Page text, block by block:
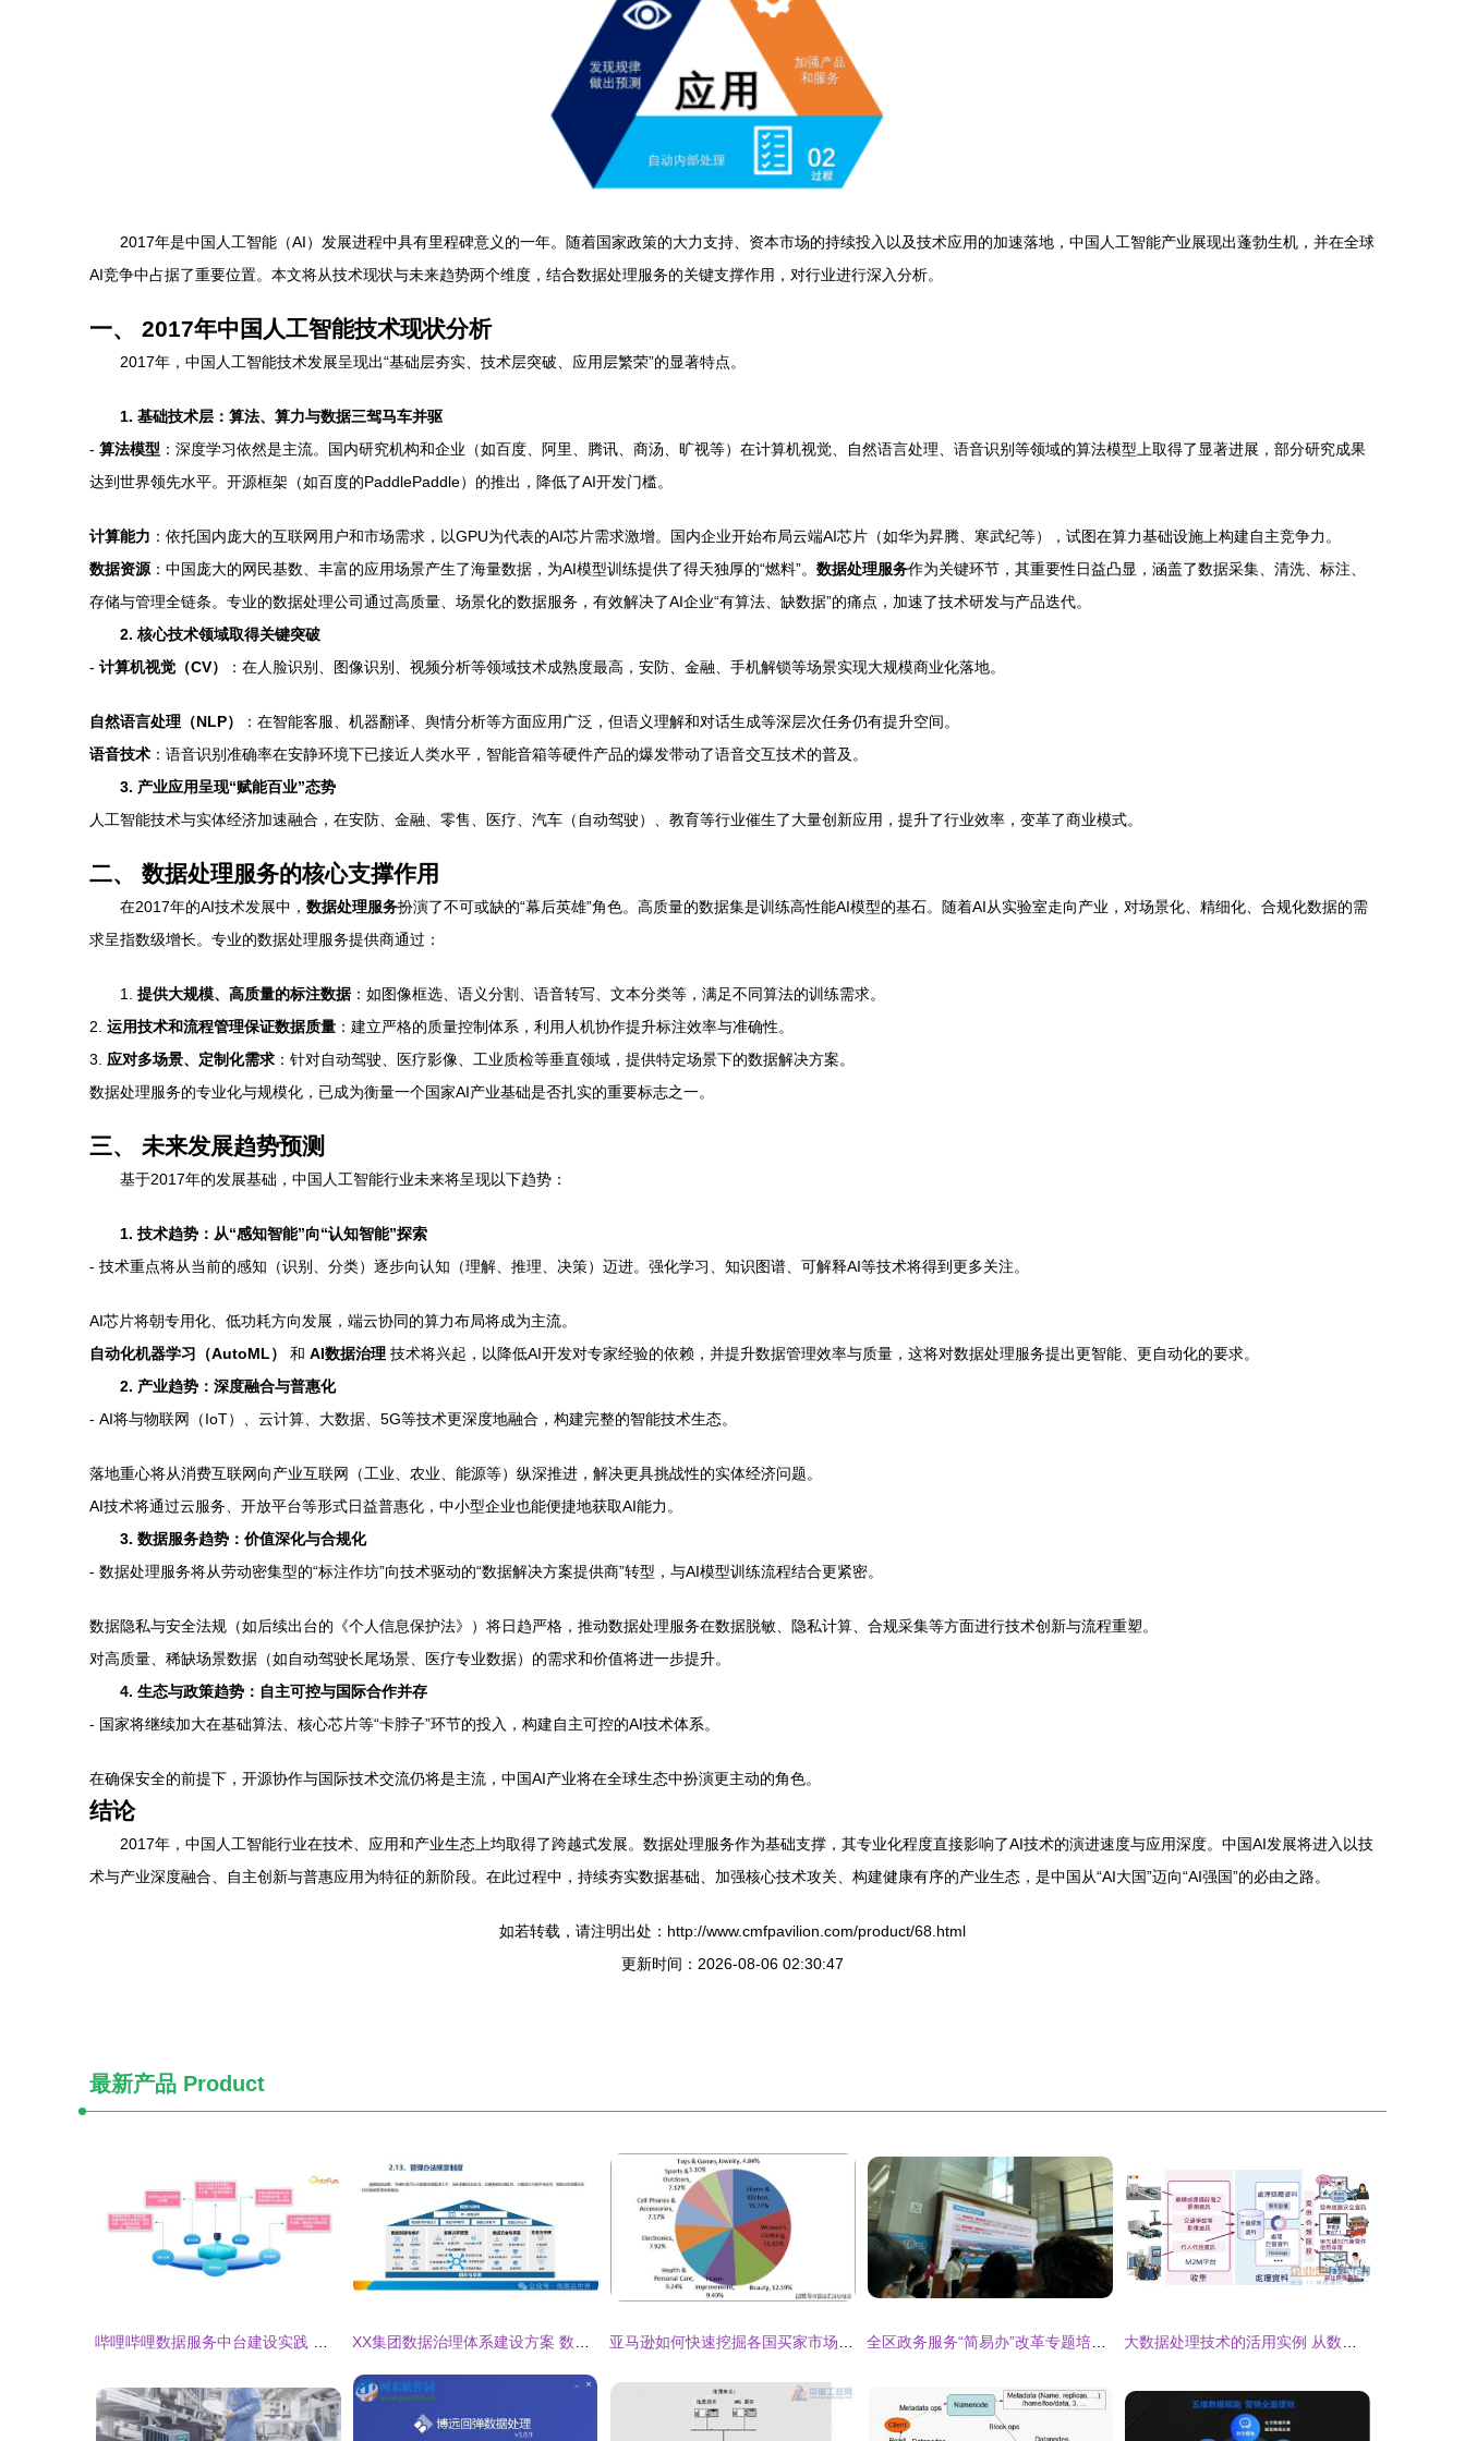
2017年是中国人工智能（AI）发展进程中具有里程碑意义的一年。随着国家政策的大力支持、资本市场的持续投入以及技术应用的加速落地，中国人工智能产业展现出蓬勃生机，并在全球
AI竞争中占据了重要位置。本文将从技术现状与未来趋势两个维度，结合数据处理服务的关键支撑作用，对行业进行深入分析。
一、 2017年中国人工智能技术现状分析
2017年，中国人工智能技术发展呈现出“基础层夯实、技术层突破、应用层繁荣”的显著特点。
1. 基础技术层：算法、算力与数据三驾马车并驱
- 算法模型 ：深度学习依然是主流。国内研究机构和企业（如百度、阿里、腾讯、商汤、旷视等）在计算机视觉、自然语言处理、语音识别等领域的算法模型上取得了显著进展，部分研究成果
达到世界领先水平。开源框架（如百度的PaddlePaddle）的推出，降低了AI开发门槛。
计算能力 ：依托国内庞大的互联网用户和市场需求，以GPU为代表的AI芯片需求激增。国内企业开始布局云端AI芯片（如华为昇腾、寒武纪等），试图在算力基础设施上构建自主竞争力。
数据资源 ：中国庞大的网民基数、丰富的应用场景产生了海量数据，为AI模型训练提供了得天独厚的“燃料”。 数据处理服务作为关键环节，其重要性日益凸显，涵盖了数据采集、清洗、标注、
存储与管理全链条。专业的数据处理公司通过高质量、场景化的数据服务，有效解决了AI企业“有算法、缺数据”的痛点，加速了技术研发与产品迭代。
2. 核心技术领域取得关键突破
- 计算机视觉（CV） ：在人脸识别、图像识别、视频分析等领域技术成熟度最高，安防、金融、手机解锁等场景实现大规模商业化落地。
自然语言处理（NLP）
：在智能客服、机器翻译、舆情分析等方面应用广泛，但语义理解和对话生成等深层次任务仍有提升空间。
语音技术 ：语音识别准确率在安静环境下已接近人类水平，智能音箱等硬件产品的爆发带动了语音交互技术的普及。
3. 产业应用呈现“赋能百业”态势
人工智能技术与实体经济加速融合，在安防、金融、零售、医疗、汽车（自动驾驶）、教育等行业催生了大量创新应用，提升了行业效率，变革了商业模式。
二、 数据处理服务的核心支撑作用
在2017年的AI技术发展中， 数据处理服务扮演了不可或缺的“幕后英雄”角色。高质量的数据集是训练高性能AI模型的基石。随着AI从实验室走向产业，对场景化、精细化、合规化数据的需
求呈指数级增长。专业的数据处理服务提供商通过：
1. 提供大规模、高质量的标注数据：如图像框选、语义分割、语音转写、文本分类等，满足不同算法的训练需求。
2. 运用技术和流程管理保证数据质量 ：建立严格的质量控制体系，利用人机协作提升标注效率与准确性。
3. 应对多场景、定制化需求 ：针对自动驾驶、医疗影像、工业质检等垂直领域，提供特定场景下的数据解决方案。
数据处理服务的专业化与规模化，已成为衡量一个国家AI产业基础是否扎实的重要标志之一。
三、 未来发展趋势预测
基于2017年的发展基础，中国人工智能行业未来将呈现以下趋势：
1. 技术趋势：从“感知智能”向“认知智能”探索
- 技术重点将从当前的感知（识别、分类）逐步向认知（理解、推理、决策）迈进。强化学习、知识图谱、可解释AI等技术将得到更多关注。
AI芯片将朝专用化、低功耗方向发展，端云协同的算力布局将成为主流。
自动化机器学习（AutoML）
和 AI数据治理 技术将兴起，以降低AI开发对专家经验的依赖，并提升数据管理效率与质量，这将对数据处理服务提出更智能、更自动化的要求。
2. 产业趋势：深度融合与普惠化
- AI将与物联网（IoT）、云计算、大数据、5G等技术更深度地融合，构建完整的智能技术生态。
落地重心将从消费互联网向产业互联网（工业、农业、能源等）纵深推进，解决更具挑战性的实体经济问题。
AI技术将通过云服务、开放平台等形式日益普惠化，中小型企业也能便捷地获取AI能力。
3. 数据服务趋势：价值深化与合规化
- 数据处理服务将从劳动密集型的“标注作坊”向技术驱动的“数据解决方案提供商”转型，与AI模型训练流程结合更紧密。
数据隐私与安全法规（如后续出台的《个人信息保护法》）将日趋严格，推动数据处理服务在数据脱敏、隐私计算、合规采集等方面进行技术创新与流程重塑。
对高质量、稀缺场景数据（如自动驾驶长尾场景、医疗专业数据）的需求和价值将进一步提升。
4. 生态与政策趋势：自主可控与国际合作并存
- 国家将继续加大在基础算法、核心芯片等“卡脖子”环节的投入，构建自主可控的AI技术体系。
在确保安全的前提下，开源协作与国际技术交流仍将是主流，中国AI产业将在全球生态中扮演更主动的角色。
结论
2017年，中国人工智能行业在技术、应用和产业生态上均取得了跨越式发展。数据处理服务作为基础支撑，其专业化程度直接影响了AI技术的演进速度与应用深度。中国AI发展将进入以技
术与产业深度融合、自主创新与普惠应用为特征的新阶段。在此过程中，持续夯实数据基础、加强核心技术攻关、构建健康有序的产业生态，是中国从“AI大国”迈向“AI强国”的必由之路。
如若转载，请注明出处：http://www.cmfpavilion.com/product/68.html
更新时间：2026-08-06 02:30:47
最新产品 Product